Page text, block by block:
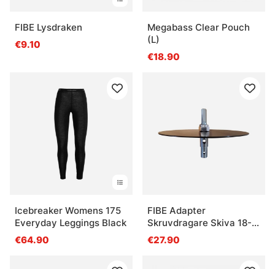
FIBE Lysdraken
€9.10
Megabass Clear Pouch
(L)
€18.90
Icebreaker Womens 175
Everyday Leggings Black
€64.90
FIBE Adapter
Skruvdragare Skiva 18-
22 mm
€27.90